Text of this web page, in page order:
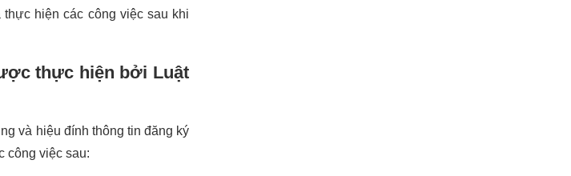
hiện các công việc sau khi
thực hiện bởi Luật
và hiệu đính thông tin đăng ký
công việc sau: